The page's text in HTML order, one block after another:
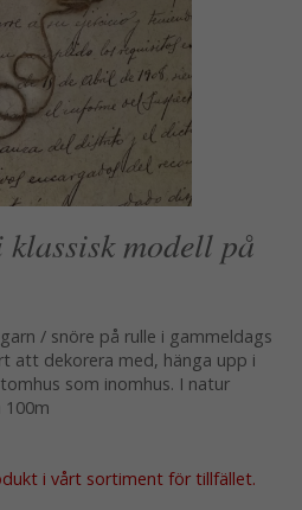
modell på
/ snöre på rulle i gammeldags
att dekorera med, hänga upp i
som inomhus. I natur
100m
i vårt sortiment för tillfället.